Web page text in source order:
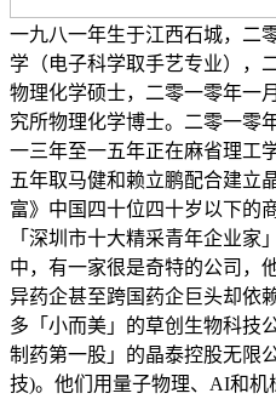
一九八一年生于江西石城，二
学（电子科学取手艺专业），
物理化学硕士，二零一零年一
究所物理化学博士。二零一零
一三年至一五年正在麻省理工
五年取马健和赖立鹏配合建立
富》中国四十位四十岁以下的
「深圳市十大精采青年企业家
中，有一家很是奇特的公司，
异药企甚至跨国药企巨头却依
多「小而美」的草创生物科技
制药第一股」的晶泰控股无限
技)。他们用量子物理、AI和